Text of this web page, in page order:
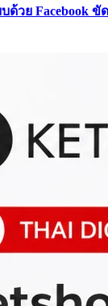
ด้วย Facebook